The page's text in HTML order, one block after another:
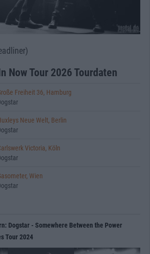
Now Tour 2026 Tourdaten
Freiheit 36, Hamburg
Neue Welt, Berlin
Victoria, Köln
Wien
Dogstar - Somewhere Between the Power
Tour 2024